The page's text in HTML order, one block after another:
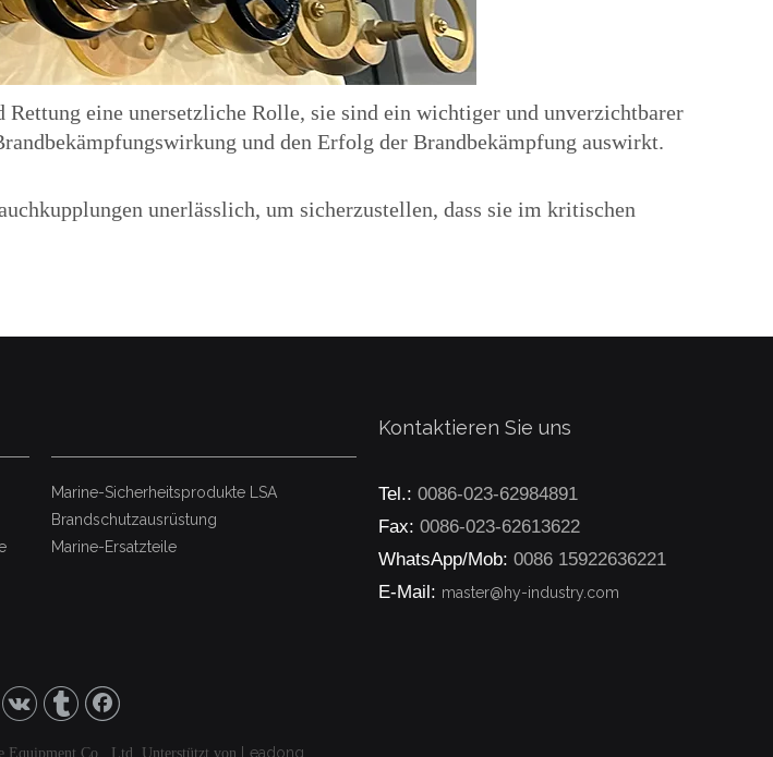
Rettung eine unersetzliche Rolle, sie sind ein wichtiger und unverzichtbarer
und den Erfolg der Brandbekämpfung auswirkt.
unerlässlich, um sicherzustellen, dass sie im kritischen
Marine-Sicherheitsprodukte LSA
Brandschutzausrüstung
Marine-Ersatzteile
Kontaktieren Sie uns
Tel.: 0086-023-62984891
Fax: 0086-023-62613622
WhatsApp/Mob: 0086 15922636221
E-Mail: master@hy-industry.com
Equipment Co., Ltd. Unterstützt von Leadong